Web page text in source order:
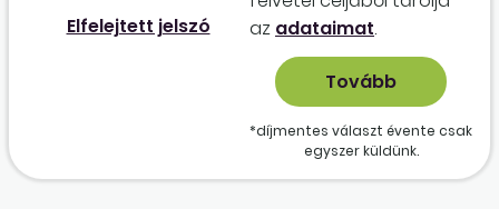
Elfelejtett jelszó
az adataimat.
*díjmentes választ évente csak
egyszer küldünk.